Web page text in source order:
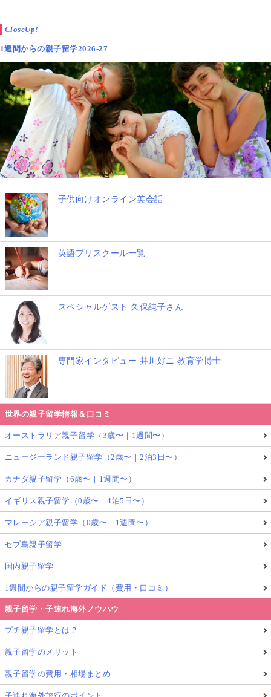
CloseUp!
1週間からの親子留学2026-27
子供向けオンライン英会話
英語プリスクール一覧
スペシャルゲスト 久保純子さん
専門家インタビュー 井川好ニ 教育学博士
世界の親子留学情報＆口コミ
オーストラリア親子留学（3歳〜｜1週間〜）
ニュージーランド親子留学（2歳〜｜2泊3日〜）
カナダ親子留学（6歳〜｜1週間〜）
イギリス親子留学（0歳〜｜4泊5日〜）
マレーシア親子留学（0歳〜｜1週間〜）
セブ島親子留学
国内親子留学
1週間からの親子留学ガイド（費用・口コミ）
親子留学・子連れ海外ノウハウ
プチ親子留学とは？
親子留学のメリット
親子留学の費用・相場まとめ